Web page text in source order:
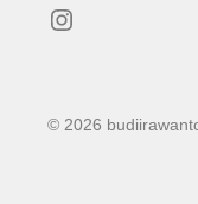
Instagram
© 2026